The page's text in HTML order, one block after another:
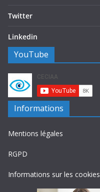
Twitter
Linkedin
YouTube
Informations
Mentions légales
RGPD
Informations sur les cookies